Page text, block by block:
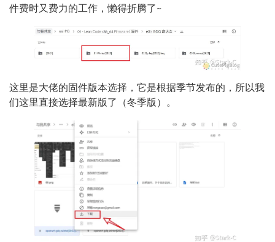
件费时又费力的工作，懒得折腾了~
这里是大佬的固件版本选择，它是根据季节发布的，所以我
们这里直接选择最新版了（冬季版）。